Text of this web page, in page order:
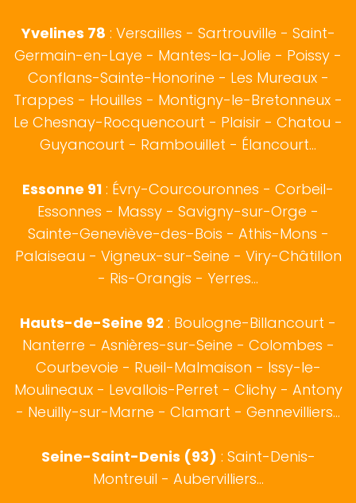
Yvelines 78 : Versailles - Sartrouville - Saint-
Germain-en-Laye - Mantes-la-Jolie - Poissy -
Conflans-Sainte-Honorine - Les Mureaux -
Trappes - Houilles - Montigny-le-Bretonneux -
Le Chesnay-Rocquencourt - Plaisir - Chatou -
Guyancourt - Rambouillet - Élancourt...
Essonne 91 : Évry-Courcouronnes - Corbeil-
Essonnes - Massy - Savigny-sur-Orge -
Sainte-Geneviève-des-Bois - Athis-Mons -
Palaiseau - Vigneux-sur-Seine - Viry-Châtillon
- Ris-Orangis - Yerres...
Hauts-de-Seine 92 : Boulogne-Billancourt -
Nanterre - Asnières-sur-Seine - Colombes -
Courbevoie - Rueil-Malmaison - Issy-le-
Moulineaux - Levallois-Perret - Clichy - Antony
- Neuilly-sur-Marne - Clamart - Gennevilliers...
Seine-Saint-Denis (93) : Saint-Denis-
Montreuil - Aubervilliers...